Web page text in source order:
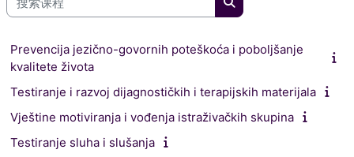
搜索课程
Prevencija jezično-govornih poteškoća i poboljšanje
kvalitete života
Testiranje i razvoj dijagnostičkih i terapijskih materijala
Vještine motiviranja i vođenja istraživačkih skupina
Testiranje sluha i slušanja